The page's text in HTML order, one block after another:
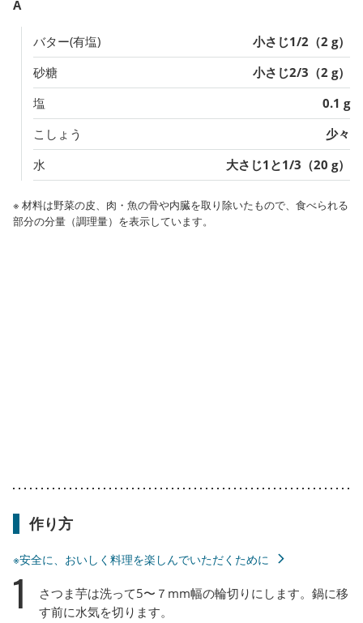
A
バター(有塩)
小さじ1/2（2 g）
砂糖
小さじ2/3（2 g）
塩
0.1 g
こしょう
少々
水
大さじ1と1/3（20 g）
※ 材料は野菜の皮、肉・魚の骨や内臓を取り除いたもので、食べられる
部分の分量（調理量）を表示しています。
作り方
※安全に、おいしく料理を楽しんでいただくために
1
さつま芋は洗って5〜７mm幅の輪切りにします。鍋に移
す前に水気を切ります。